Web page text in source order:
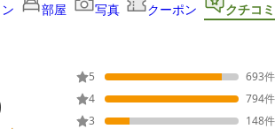
部屋 写真 クーポン クチコミ
5 693件
4
794件
3
148件